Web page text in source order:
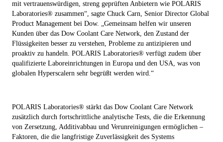
mit vertrauenswürdigen, streng geprüften Anbietern wie POLARIS
Laboratories® zusammen“, sagte Chuck Carn, Senior Director Global
Product Management bei Dow. „Gemeinsam helfen wir unseren
Kunden über das Dow Coolant Care Network, den Zustand der
Flüssigkeiten besser zu verstehen, Probleme zu antizipieren und
proaktiv zu handeln. POLARIS Laboratories® verfügt zudem über
qualifizierte Laboreinrichtungen in Europa und den USA, was von
globalen Hyperscalern sehr begrüßt werden wird.“
POLARIS Laboratories® stärkt das Dow Coolant Care Network
zusätzlich durch fortschrittliche analytische Tests, die die Erkennung
von Zersetzung, Additivabbau und Verunreinigungen ermöglichen –
Faktoren, die die langfristige Zuverlässigkeit des Systems